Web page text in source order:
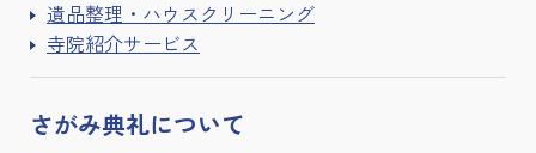
遺品整理・ハウスクリーニング
寺院紹介サービス
さがみ典礼について